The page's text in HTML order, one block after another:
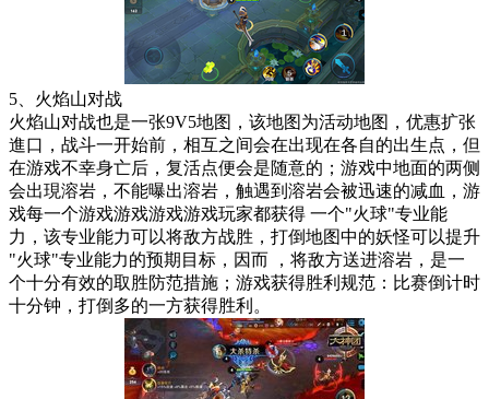
5、火焰山对战
火焰山对战也是一张9V5地图，该地图为活动地图，优惠扩张
進口，战斗一开始前，相互之间会在出现在各自的出生点，但
在游戏不幸身亡后，复活点便会是随意的；游戏中地面的两侧
会出現溶岩，不能曝出溶岩，触遇到溶岩会被迅速的减血，游
戏每一个游戏游戏游戏游戏玩家都获得 一个"火球"专业能
力，该专业能力可以将敌方战胜，打倒地图中的妖怪可以提升
"火球"专业能力的预期目标，因而 ，将敌方送进溶岩，是一
个十分有效的取胜防范措施；游戏获得胜利规范：比赛倒计时
十分钟，打倒多的一方获得胜利。